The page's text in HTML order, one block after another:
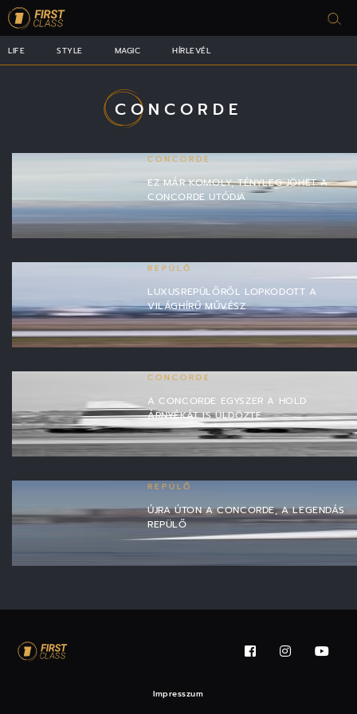
LIFE STYLE MAGIC HÍRLEVÉL
CONCORDE
CONCORDE
EZ MÁR KOMOLY, TÉNYLEG JÖHET A
CONCORDE UTÓDJA
REPÜLŐ
LUXUSREPÜLŐRŐL LOPKODOTT A
VILÁGHÍRŰ MŰVÉSZ
CONCORDE
A CONCORDE EGYSZER A HOLD
ÁRNYÉKÁT IS ÜLDÖZTE
REPÜLŐ
ÚJRA ÚTON A CONCORDE, A LEGENDÁS
REPÜLŐ
Impresszum